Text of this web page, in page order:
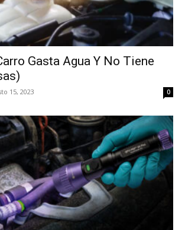
Gasta Agua Y No Tiene
15, 2023 0